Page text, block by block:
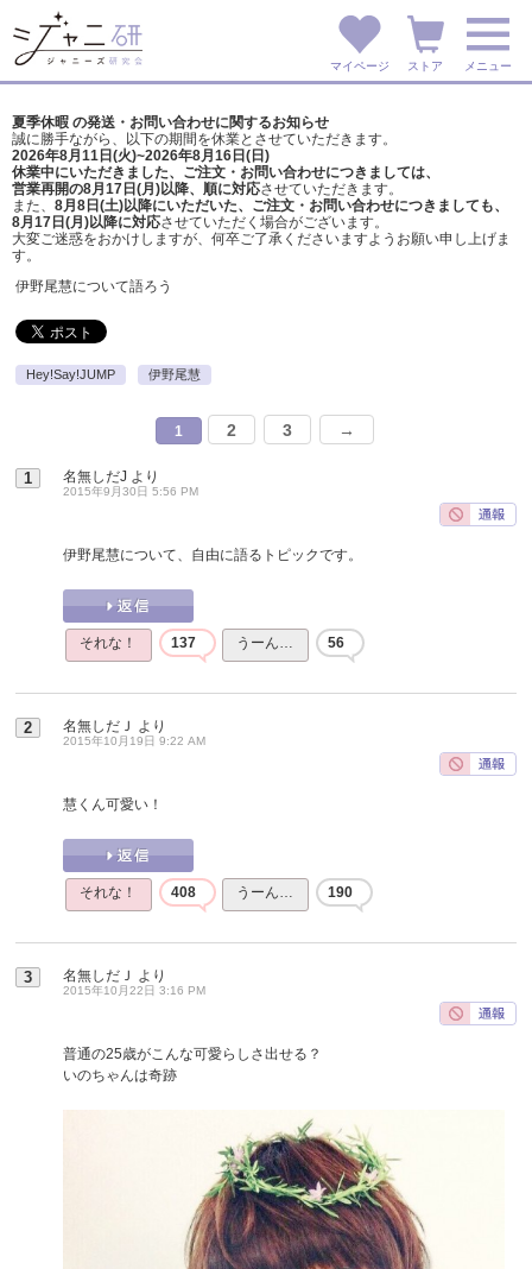
マイページ ストア メニュー
夏季休暇 の発送・お問い合わせに関するお知らせ
誠に勝手ながら、以下の期間を休業とさせていただきます。
2026年8月11日(火)~2026年8月16日(日)
休業中にいただきました、ご注文・お問い合わせにつきましては、
営業再開の8月17日(月)以降、順に対応させていただきます。
また、 8月8日(土)以降にいただいた、ご注文・ お問い合わせにつきましても、
8月17日(月)以降に対応させていただく場合がございます。
大変ご迷惑をおかけしますが、 何卒ご了承くださいますようお願い申し上げま
す。
伊野尾慧について語ろう
Hey!Say!JUMP 伊野尾慧
1 2 3 →
1 名無しだJ より
2015年9月30日 5:56 PM
伊野尾慧について、自由に語るトピックです。
それな！ 137 うーん… 56
2 名無しだＪ より
2015年10月19日 9:22 AM
慧くん可愛い！
それな！ 408 うーん… 190
3 名無しだＪ より
2015年10月22日 3:16 PM
普通の25歳がこんな可愛らしさ出せる？
いのちゃんは奇跡